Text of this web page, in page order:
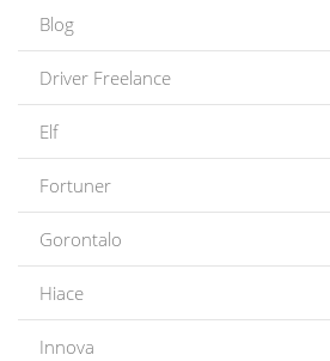
Blog
Driver Freelance
Elf
Fortuner
Gorontalo
Hiace
Innova